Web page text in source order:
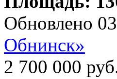
Обновлено
Обнинск»
2 700 000